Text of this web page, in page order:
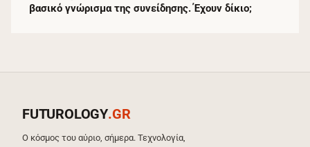
βασικό γνώρισμα της συνείδησης. Έχουν δίκιο;
FUTUROLOGY.GR
Ο κόσμος του αύριο, σήμερα. Τεχνολογία,